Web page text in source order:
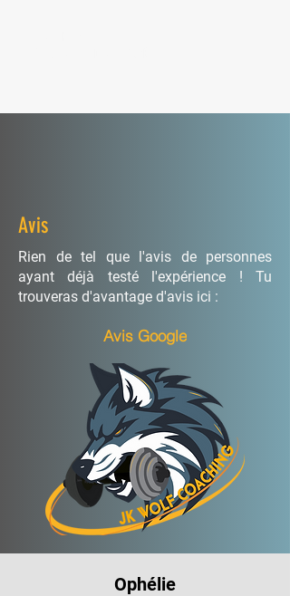
Avis
Rien de tel que l'avis de personnes
ayant déjà testé l'expérience ! Tu
trouveras d'avantage d'avis ici :
Avis Google
Ophélie